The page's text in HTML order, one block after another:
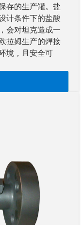
存的生产罐。盐
计条件下的盐酸
会对坦克造成一
拉姆生产的焊接
境，且安全可